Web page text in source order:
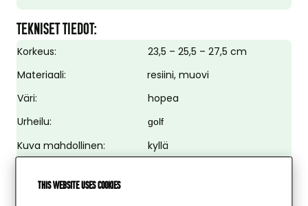
This website uses cookies
TEKNISET TIEDOT:
Korkeus:
23,5 – 25,5 – 27,5 cm
Materiaali:
resiini, muovi
Väri:
hopea
Urheilu:
golf
Kuva mahdollinen:
kyllä
Tekstilaatta mahdollinen: